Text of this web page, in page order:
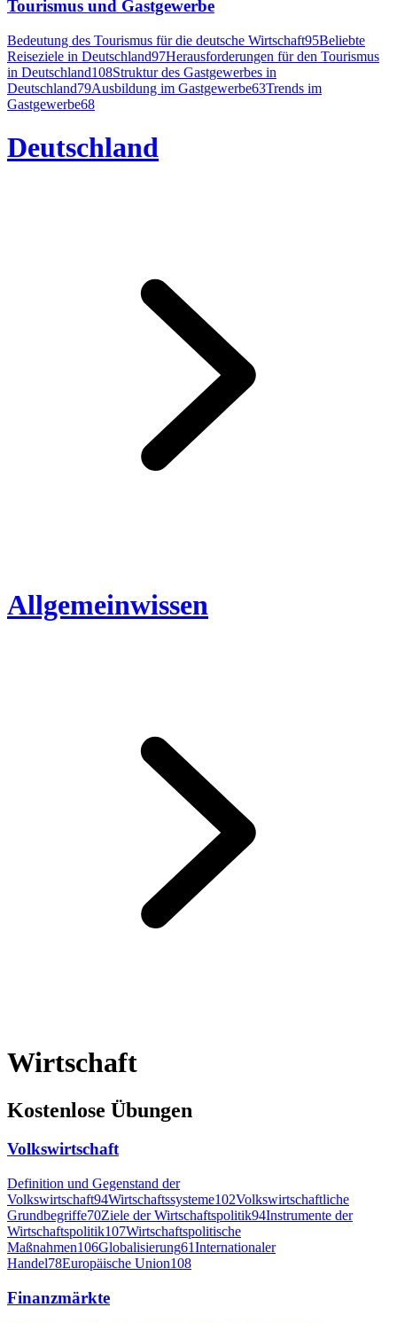
Tourismus und Gastgewerbe
Bedeutung des Tourismus für die deutsche Wirtschaft95Beliebte
Reiseziele in Deutschland97Herausforderungen für den Tourismus
in Deutschland108Struktur des Gastgewerbes in
Deutschland79Ausbildung im Gastgewerbe63Trends im
Gastgewerbe68
Deutschland
Allgemeinwissen
Wirtschaft
Kostenlose Übungen
Volkswirtschaft
Definition und Gegenstand der
Volkswirtschaft94Wirtschaftssysteme102Volkswirtschaftliche
Grundbegriffe70Ziele der Wirtschaftspolitik94Instrumente der
Wirtschaftspolitik107Wirtschaftspolitische
Maßnahmen106Globalisierung61Internationaler
Handel78Europäische Union108
Finanzmärkte